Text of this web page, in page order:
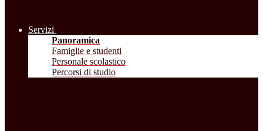
Servizi
Panoramica
Famiglie e studenti
Personale scolastico
Percorsi di studio